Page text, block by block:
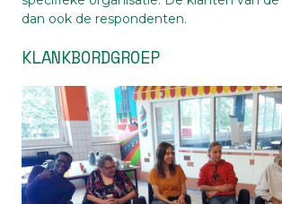
dan ook de respondenten.
KLANKBORDGROEP